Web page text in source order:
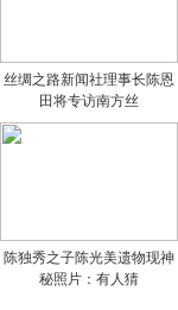
丝绸之路新闻社理事长陈恩
田将专访南方丝
陈独秀之子陈光美遗物现神
秘照片：有人猜